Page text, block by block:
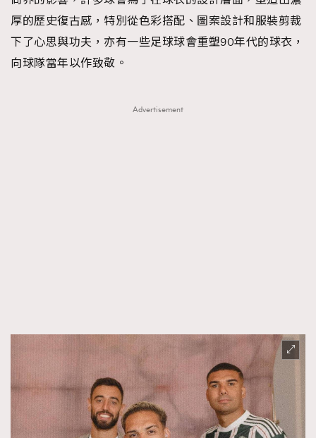
厚的歷史復古感，特別從色彩搭配、圖案設計和服裝剪裁
下了心思與功夫，亦有一些足球球會重塑90年代的球衣，
向球隊當年以作致敬。
Advertisement